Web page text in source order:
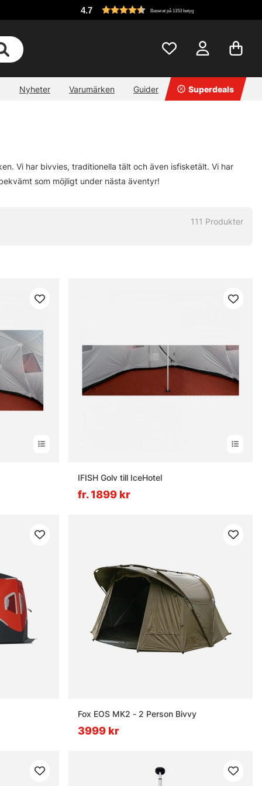
4.7 Baserat på 1153 betyg
Nyheter Varumärken Guider Superdeals
Vi har bivvies, traditionella tält och även isfisketält. Vi har
som möjligt under nästa äventyr!
111 Produkter
IFISH Golv till IceHotel
fr. 1899 kr
Fox EOS MK2 - 2 Person Bivvy
3999 kr